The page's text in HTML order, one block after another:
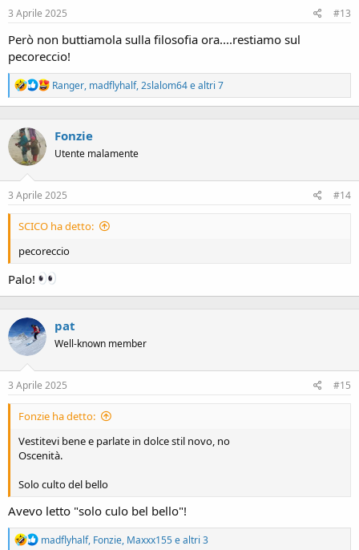
:
3 Aprile 2025 #13
Però non buttiamola sulla filosofia ora....restiamo sul
pecoreccio!
R
e
a
o
:
Ranger, madflyhalf,2slalom64e altri 7
Fonzie
Utente malamente
3 Aprile 2025 #14
SCICO ha detto:
pecoreccio
Palo!
pat
Well-known member
3 Aprile 2025 #15
Fonzie ha detto:
Vestitevi bene e parlate in dolce stil novo, no
Oscenità.
Solo culto del bello
Avevo letto "solo culo bel bello"!
R
madflyhalf, Fonzie, Maxxx155e altri 3